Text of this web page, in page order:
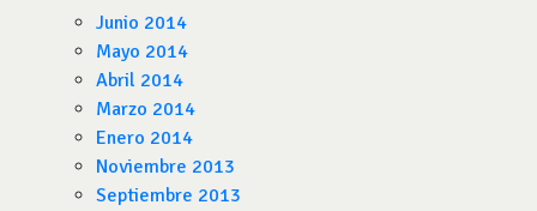
Junio 2014
Mayo 2014
Abril 2014
Marzo 2014
Enero 2014
Noviembre 2013
Septiembre 2013